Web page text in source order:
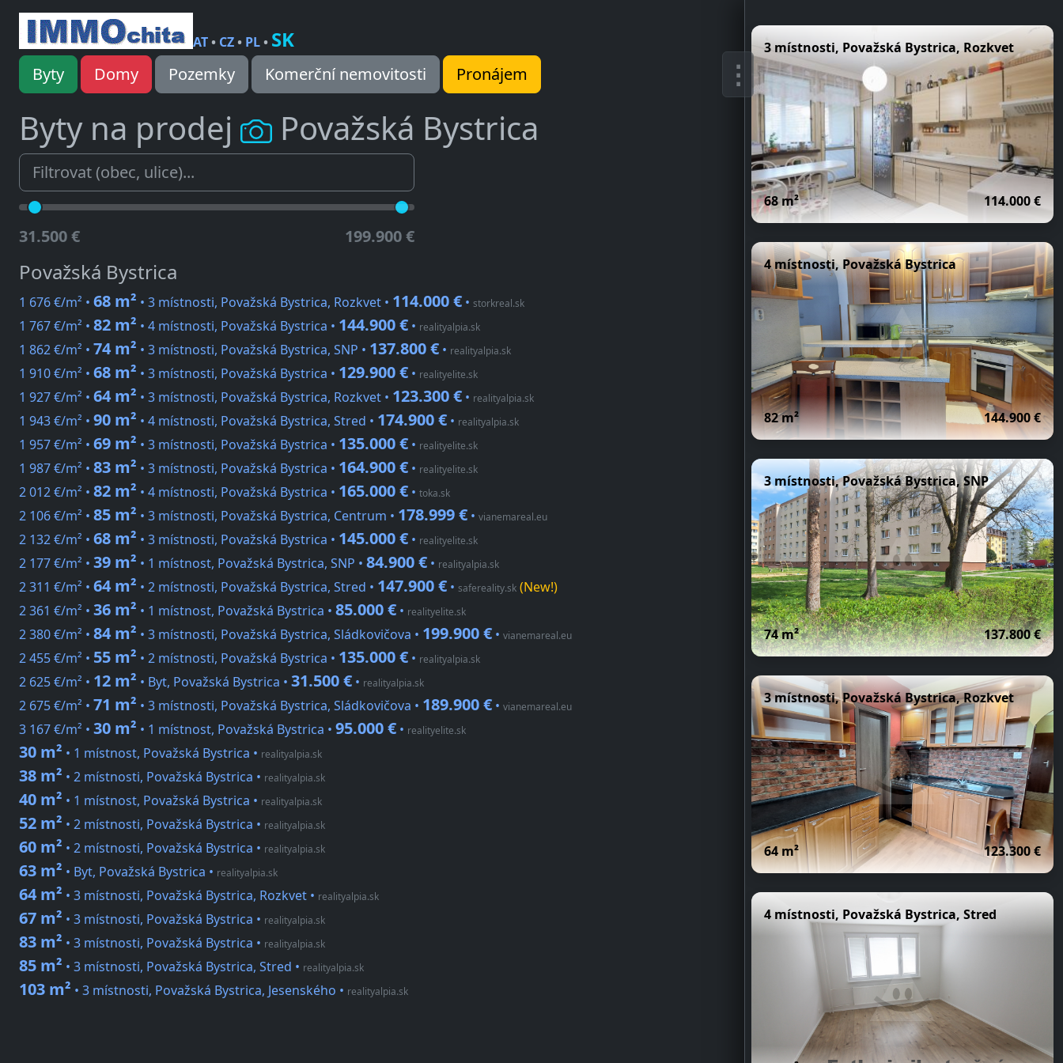
AT• CZ• PL• SK
Byty Domy Pozemky Komerční nemovitosti Pronájem
Byty na prodej Považská Bystrica
31.500 € 199.900 €
Považská Bystrica
1 676 €/m² • 68 m² • 3 místnosti, Považská Bystrica, Rozkvet • 114.000 € • storkreal.sk
1 767 €/m² • 82 m² • 4 místnosti, Považská Bystrica • 144.900 € • realityalpia.sk
1 862 €/m² • 74 m² • 3 místnosti, Považská Bystrica, SNP • 137.800 € • realityalpia.sk
1 910 €/m² • 68 m² • 3 místnosti, Považská Bystrica • 129.900 € • realityelite.sk
1 927 €/m² • 64 m² • 3 místnosti, Považská Bystrica, Rozkvet • 123.300 € • realityalpia.sk
1 943 €/m² • 90 m² • 4 místnosti, Považská Bystrica, Stred • 174.900 € • realityalpia.sk
1 957 €/m² • 69 m² • 3 místnosti, Považská Bystrica • 135.000 € • realityelite.sk
1 987 €/m² • 83 m² • 3 místnosti, Považská Bystrica • 164.900 € • realityelite.sk
2 012 €/m² • 82 m² • 4 místnosti, Považská Bystrica • 165.000 € • toka.sk
2 106 €/m² • 85 m² • 3 místnosti, Považská Bystrica, Centrum • 178.999 € • vianemareal.eu
2 132 €/m² • 68 m² • 3 místnosti, Považská Bystrica • 145.000 € • realityelite.sk
2 177 €/m² • 39 m² • 1 místnost, Považská Bystrica, SNP • 84.900 € • realityalpia.sk
2 311 €/m² • 64 m² • 2 místnosti, Považská Bystrica, Stred • 147.900 € • safereality.sk (New!)
2 361 €/m² • 36 m² • 1 místnost, Považská Bystrica • 85.000 € • realityelite.sk
2 380 €/m² • 84 m² • 3 místnosti, Považská Bystrica, Sládkovičova • 199.900 € • vianemareal.eu
2 455 €/m² • 55 m² • 2 místnosti, Považská Bystrica • 135.000 € • realityalpia.sk
2 625 €/m² • 12 m² • Byt, Považská Bystrica • 31.500 € • realityalpia.sk
2 675 €/m² • 71 m² • 3 místnosti, Považská Bystrica, Sládkovičova • 189.900 € • vianemareal.eu
3 167 €/m² • 30 m² • 1 místnost, Považská Bystrica • 95.000 € • realityelite.sk
30 m² • 1 místnost, Považská Bystrica • realityalpia.sk
38 m² • 2 místnosti, Považská Bystrica • realityalpia.sk
40 m² • 1 místnost, Považská Bystrica • realityalpia.sk
52 m² • 2 místnosti, Považská Bystrica • realityalpia.sk
60 m² • 2 místnosti, Považská Bystrica • realityalpia.sk
63 m² • Byt, Považská Bystrica • realityalpia.sk
64 m² • 3 místnosti, Považská Bystrica, Rozkvet • realityalpia.sk
67 m² • 3 místnosti, Považská Bystrica • realityalpia.sk
83 m² • 3 místnosti, Považská Bystrica • realityalpia.sk
85 m² • 3 místnosti, Považská Bystrica, Stred • realityalpia.sk
103 m² • 3 místnosti, Považská Bystrica, Jesenského • realityalpia.sk